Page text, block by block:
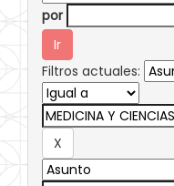
por
Filtros actuales: